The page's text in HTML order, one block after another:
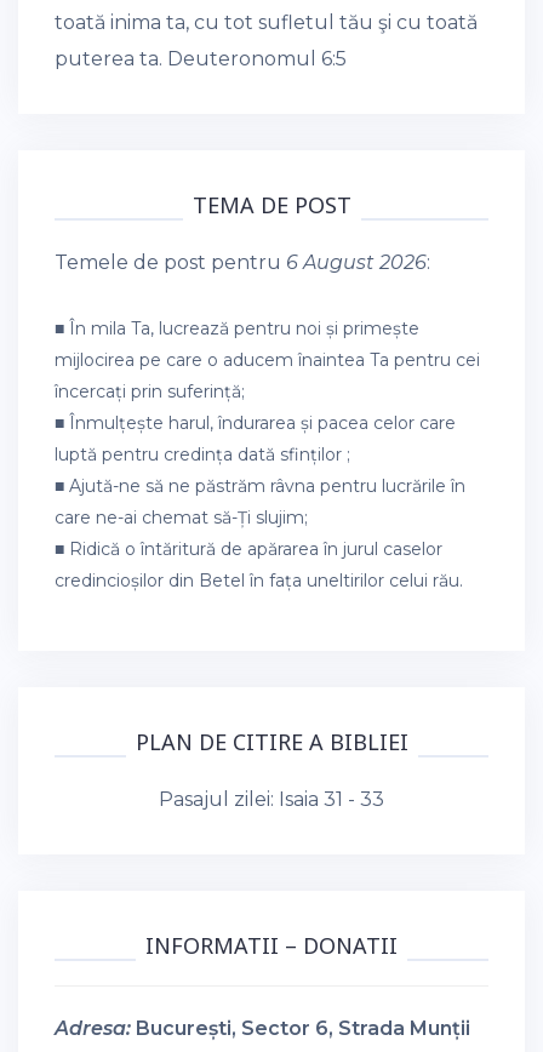
toată inima ta, cu tot sufletul tău şi cu toată
puterea ta. Deuteronomul 6:5
TEMA DE POST
Temele de post pentru 6 August 2026:
■ În mila Ta, lucrează pentru noi și primește
mijlocirea pe care o aducem înaintea Ta pentru cei
încercați prin suferință;
■ Înmulțește harul, îndurarea și pacea celor care
luptă pentru credința dată sfinților ;
■ Ajută-ne să ne păstrăm râvna pentru lucrările în
care ne-ai chemat să-Ți slujim;
■ Ridică o întăritură de apărarea în jurul caselor
credincioșilor din Betel în fața uneltirilor celui rău.
PLAN DE CITIRE A BIBLIEI
Pasajul zilei: Isaia 31 - 33
INFORMATII – DONATII
Adresa: București, Sector 6, Strada Munții